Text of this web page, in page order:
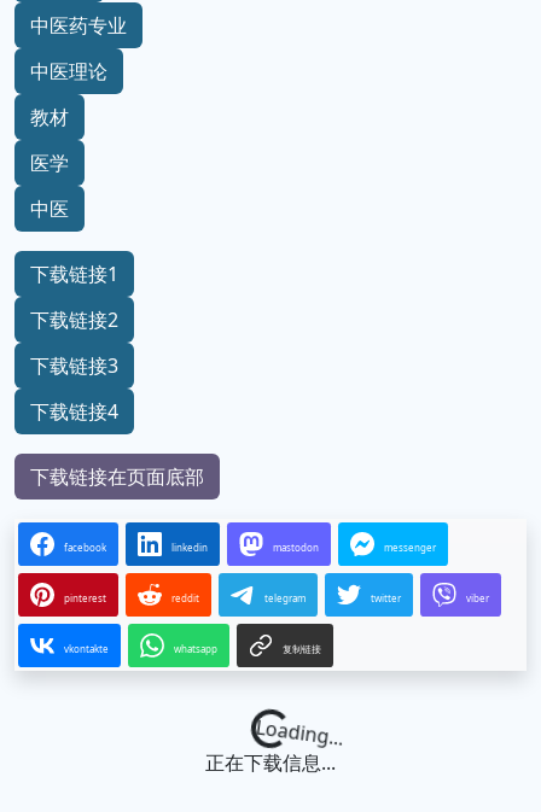
中医药专业
中医理论
教材
医学
中医
下载链接1
下载链接2
下载链接3
下载链接4
下载链接在页面底部
facebook linkedin mastodon messenger
pinterest reddit telegram twitter viber
vkontakte whatsapp 复制链接
Loading...
正在下载信息...